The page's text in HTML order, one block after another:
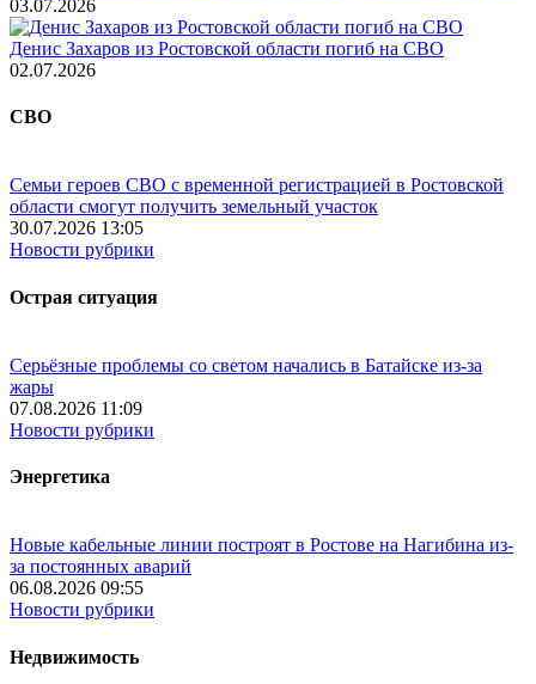
03.07.2026
Денис Захаров из Ростовской области погиб на СВО
02.07.2026
СВО
Семьи героев СВО с временной регистрацией в Ростовской
области смогут получить земельный участок
30.07.2026 13:05
Новости рубрики
Острая ситуация
Серьёзные проблемы со светом начались в Батайске из-за
жары
07.08.2026 11:09
Новости рубрики
Энергетика
Новые кабельные линии построят в Ростове на Нагибина из-
за постоянных аварий
06.08.2026 09:55
Новости рубрики
Недвижимость